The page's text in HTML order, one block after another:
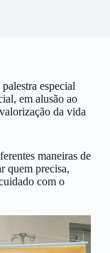
especial
em alusão ao
da vida
maneiras de
quem precisa,
com o